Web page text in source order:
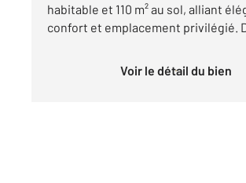
habitable et 110 m² au sol, alliant
confort et emplacement privilégié.
Voir le détail du bien